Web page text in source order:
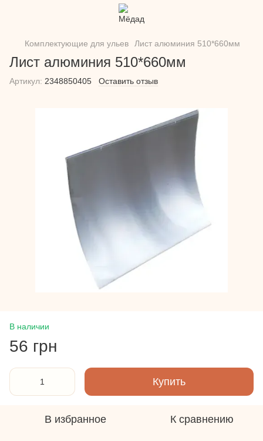
Комплектующие для ульев Лист алюминия 510*660мм
Лист алюминия 510*660мм
Артикул: 2348850405 Оставить отзыв
В наличии
56 грн
Купить
В избранное К сравнению